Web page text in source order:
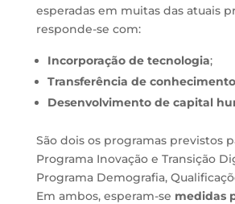
esperadas em muitas das atuais
responde-se com:
Incorporação de tecnologia;
Transferência de
Desenvolvimento de capital
São dois os programas previstos
Programa Inovação e Transição
Programa Demografia,
Em ambos, esperam-se medidas